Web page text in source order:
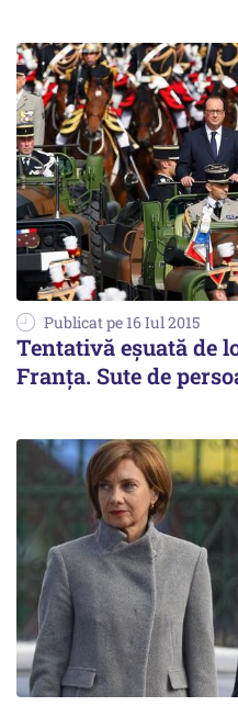
Publicat pe 16 Iul 2015
Tentativă eşuată de
Franța. Sute de